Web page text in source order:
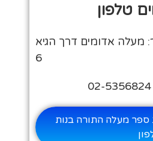
טלפון
אדומים דרך הגיא
6
מעלה התורה בנות